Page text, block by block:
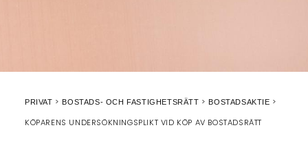
PRIVAT BOSTADS- OCH FASTIGHETSRÄTT BOSTADSAKTIE
KÖPARENS UNDERSÖKNINGSPLIKT VID KÖP AV BOSTADSRÄTT